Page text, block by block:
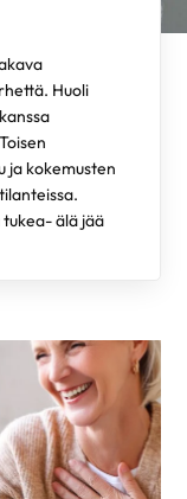
Huoli
ja kokemusten
älä jää